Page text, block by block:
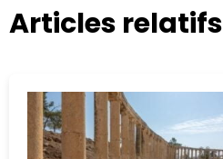
Articles relatifs